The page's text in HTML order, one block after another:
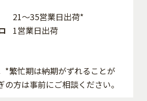
21～35営業日出荷*
1営業日出荷
*繁忙期は納期がずれることが
の方は事前にご相談ください。